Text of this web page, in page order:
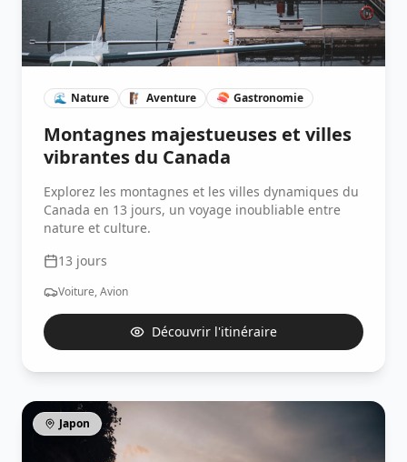
🌊 Nature 🧗🏽 Aventure 🍣 Gastronomie
Montagnes majestueuses et villes
vibrantes du Canada
Explorez les montagnes et les villes dynamiques du
Canada en 13 jours, un voyage inoubliable entre
nature et culture.
13 jours
Voiture, Avion
Découvrir l'itinéraire
Japon